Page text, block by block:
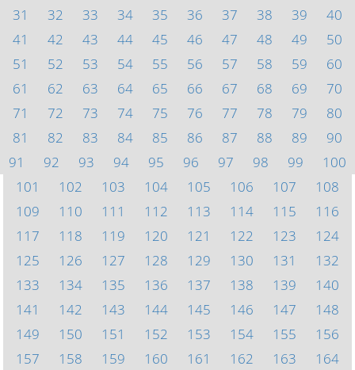
31
32 33 34 35 36 37 38 39
40
41
42 43 44 45 46 47 48 49
50
51
52 53 54 55 56 57 58 59
60
61
62 63 64 65 66 67 68 69
70
71
72 73 74 75 76 77 78 79
80
81
82 83 84 85 86 87 88 89
90
91
92 93 94 95 96 97 98 99
100
101
102 103 104 105 106 107
108
109
110 111 112 113 114 115
116
117
118 119 120 121 122 123
124
125
126 127 128 129 130 131
132
133
134 135 136 137 138 139
140
141
142 143 144 145 146 147
148
149
150 151 152 153 154 155
156
157
158 159 160 161 162 163
164